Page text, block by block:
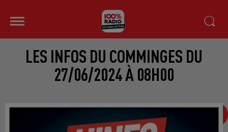
LES INFOS DU COMMINGES DU
27/06/2024 À 08H00